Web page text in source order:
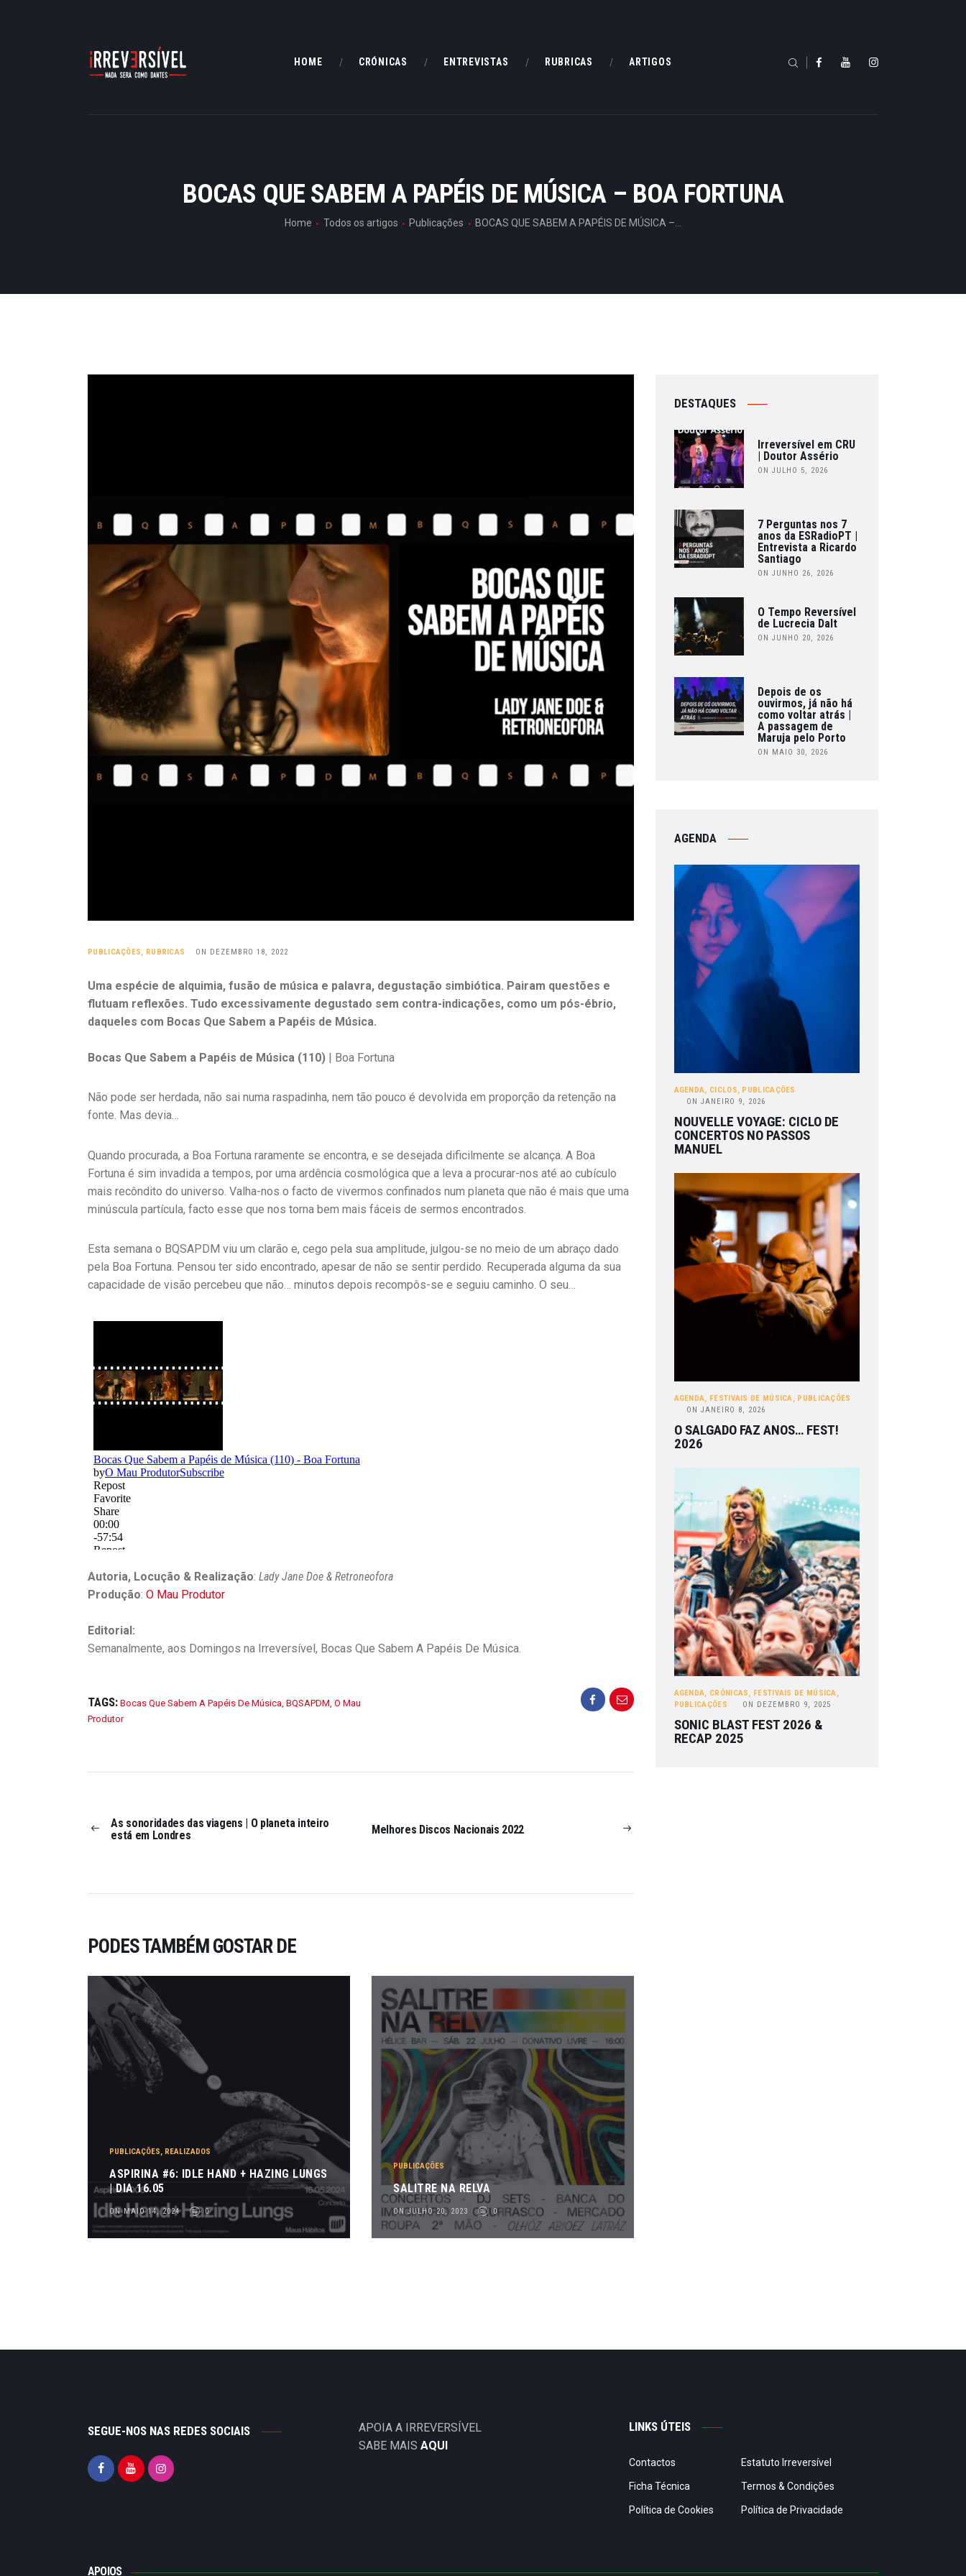
HOME CRÓNICAS ENTREVISTAS RUBRICAS ARTIGOS
BOCAS QUE SABEM A PAPÉIS DE MÚSICA – BOA FORTUNA
Home Todos os artigos Publicações BOCAS QUE SABEM A PAPÉIS DE MÚSICA –...
CRÓNICAS
ARTIGOS
PUBLICAÇÕES, RUBRICAS ON DEZEMBRO 18, 2022
Uma espécie de alquimia, fusão de música e palavra, degustação simbiótica. Pairam questões e
flutuam reflexões. Tudo excessivamente degustado sem contra-indicações, como um pós-ébrio,
daqueles com Bocas Que Sabem a Papéis de Música.
Bocas Que Sabem a Papéis de Música (110) | Boa Fortuna
Não pode ser herdada, não sai numa raspadinha, nem tão pouco é devolvida em proporção da retenção na
fonte. Mas devia…
Quando procurada, a Boa Fortuna raramente se encontra, e se desejada dificilmente se alcança. A Boa
Fortuna é sim invadida a tempos, por uma ardência cosmológica que a leva a procurar-nos até ao cubículo
mais recôndito do universo. Valha-nos o facto de vivermos confinados num planeta que não é mais que uma
minúscula partícula, facto esse que nos torna bem mais fáceis de sermos encontrados.
Esta semana o BQSAPDM viu um clarão e, cego pela sua amplitude, julgou-se no meio de um abraço dado
pela Boa Fortuna. Pensou ter sido encontrado, apesar de não se sentir perdido. Recuperada alguma da sua
capacidade de visão percebeu que não… minutos depois recompôs-se e seguiu caminho. O seu…
Autoria, Locução & Realização: Lady Jane Doe & Retroneofora
Produção: O Mau Produtor
Editorial:
Semanalmente, aos Domingos na Irreversível, Bocas Que Sabem A Papéis De Música.
TAGS: Bocas Que Sabem A Papéis De Música BQSAPDM O Mau
Produtor
As sonoridades das viagens | O planeta inteiro
está em Londres
Melhores Discos Nacionais 2022
PODES TAMBÉM GOSTAR DE
PUBLICAÇÕES, REALIZADOS
ASPIRINA #6: IDLE HAND + HAZING LUNGS
| DIA 16.05
ON MAIO 14, 2024 0
PUBLICAÇÕES
SALITRE NA RELVA
ON JULHO 20, 2023 0
DESTAQUES
Irreversível em CRU
| Doutor Assério
ON JULHO 5, 2026
7 Perguntas nos 7
anos da ESRadioPT |
Entrevista a Ricardo
Santiago
ON JUNHO 26, 2026
O Tempo Reversível
de Lucrecia Dalt
ON JUNHO 20, 2026
Depois de os
ouvirmos, já não há
como voltar atrás |
A passagem de
Maruja pelo Porto
ON MAIO 30, 2026
AGENDA
AGENDA, CICLOS, PUBLICAÇÕES
ON JANEIRO 9, 2026
NOUVELLE VOYAGE: CICLO DE
CONCERTOS NO PASSOS
MANUEL
AGENDA, FESTIVAIS DE MÚSICA, PUBLICAÇÕES
ON JANEIRO 8, 2026
O SALGADO FAZ ANOS… FEST!
2026
AGENDA, CRÓNICAS, FESTIVAIS DE MÚSICA,
PUBLICAÇÕES
ON DEZEMBRO 9, 2025
SONIC BLAST FEST 2026 &
RECAP 2025
SEGUE-NOS NAS REDES SOCIAIS
APOIA A IRREVERSÍVEL
SABE MAIS AQUI
LINKS ÚTEIS
Contactos Estatuto Irreversível
Ficha Técnica Termos & Condições
Política de Cookies Política de Privacidade
APOIOS